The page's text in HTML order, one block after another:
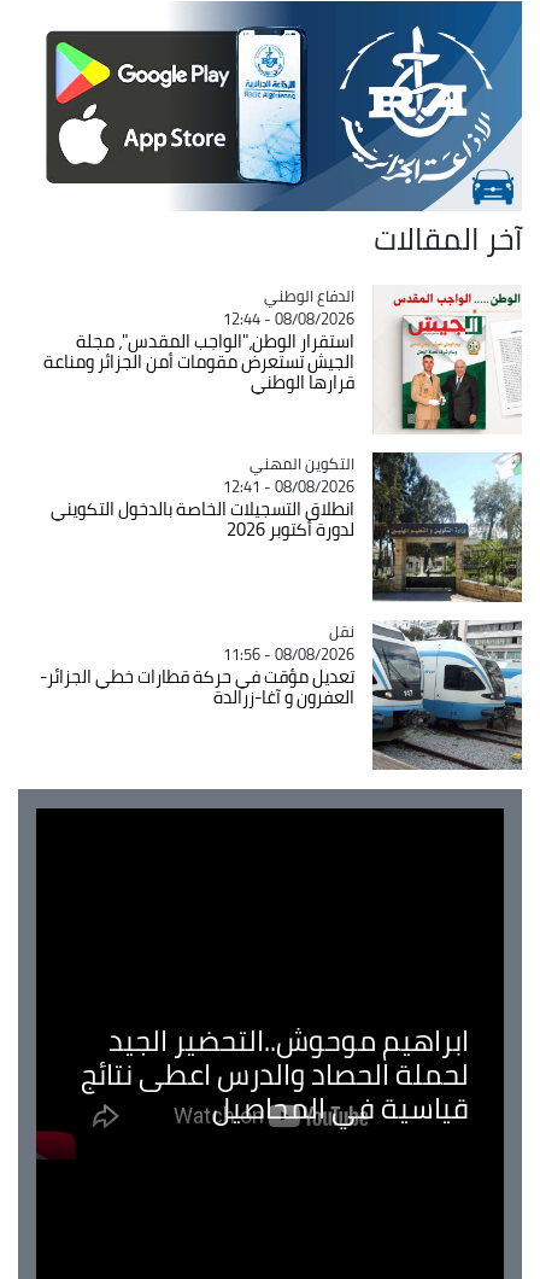
آخر المقالات
Catégorie
الدفاع الوطني
08/08/2026 - 12:44
استقرار الوطن،"الواجب المقدس"، مجلة
الجيش تستعرض مقومات أمن الجزائر ومناعة
قرارها الوطني
Catégorie
التكوين المهني
08/08/2026 - 12:41
انطلاق التسجيلات الخاصة بالدخول التكويني
لدورة أكتوبر 2026
Catégorie
نقل
08/08/2026 - 11:56
تعديل مؤقت في حركة قطارات خطي الجزائر-
العفرون و آغا-زرالدة
ابراهيم موحوش..التحضير الجيد
لحملة الحصاد والدرس اعطى نتائج
قياسية في المحاصيل